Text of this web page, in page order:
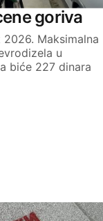
Your E-mailgoriva
2026. Maksimalna
u
biće 227 dinara